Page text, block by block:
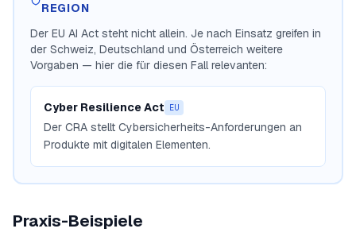
REGION
Der EU AI Act steht nicht allein. Je nach Einsatz greifen in
der Schweiz, Deutschland und Österreich weitere
Vorgaben — hier die für diesen Fall relevanten:
Cyber Resilience Act EU
Der CRA stellt Cybersicherheits-Anforderungen an
Produkte mit digitalen Elementen.
Praxis-Beispiele